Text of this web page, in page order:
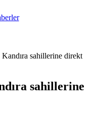
sahillerine direkt
sahillerine